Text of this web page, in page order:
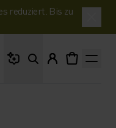
reduziert. Bis zu